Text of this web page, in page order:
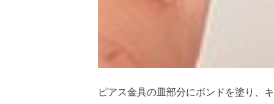
ピアス金具の皿部分にボンドを塗り、